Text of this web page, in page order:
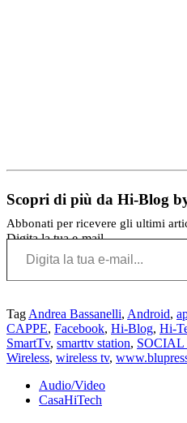
Scopri di più da Hi-Blog
Abbonati per ricevere gli ultimi
Digita la tua e-mail...
Tag Andrea Bassanelli, Android,
CAPPE, Facebook, Hi-Blog, Hi-
SmartTv, smarttv station,
Wireless, wireless tv,
Audio/Video
CasaHiTech